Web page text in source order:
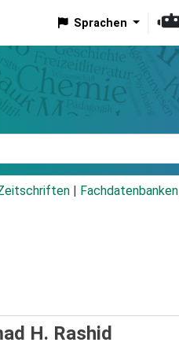
Sprachen
Fachdatenbanken
H. Rashid